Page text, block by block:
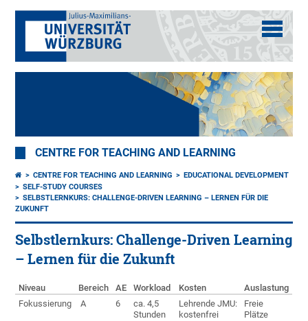
CENTRE FOR TEACHING AND LEARNING
CENTRE FOR TEACHING AND LEARNING
EDUCATIONAL DEVELOPMENT
SELF-STUDY COURSES
SELBSTLERNKURS: CHALLENGE-DRIVEN LEARNING – LERNEN FÜR DIE
ZUKUNFT
Selbstlernkurs: Challenge-Driven Learning
– Lernen für die Zukunft
Niveau Bereich AE Workload Kosten
Auslastung
Fokussierung
A 6
ca. 4,5
Stunden
Lehrende JMU:
kostenfrei
Freie
Plätze